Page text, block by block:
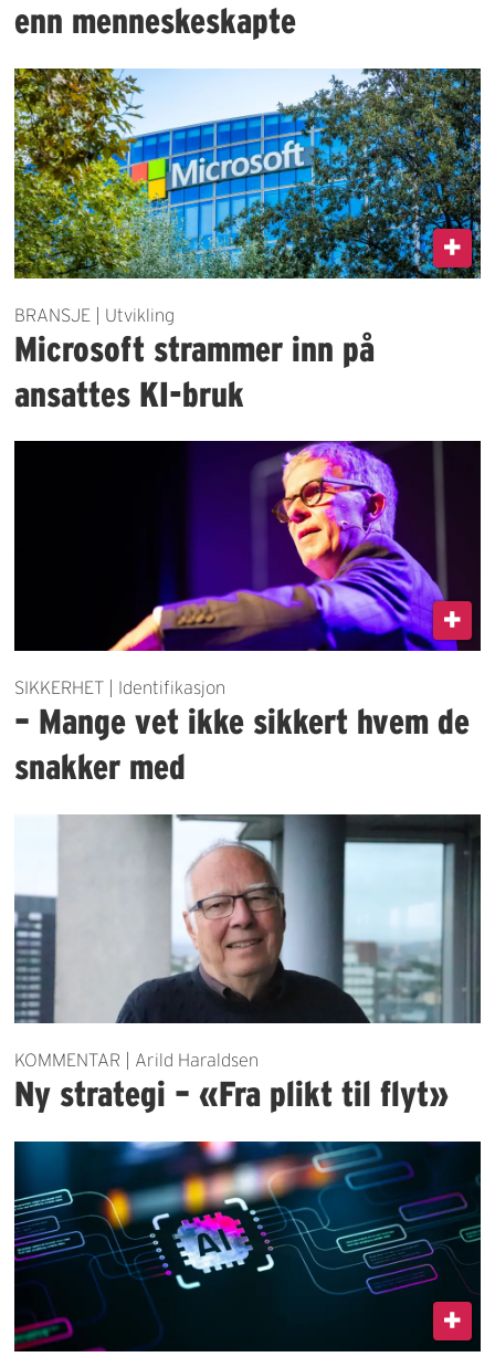
enn menneskeskapte
BRANSJE | Utvikling
Microsoft strammer inn på
ansattes KI-bruk
SIKKERHET | Identifikasjon
– Mange vet ikke sikkert hvem de
snakker med
KOMMENTAR | Arild Haraldsen
Ny strategi – «Fra plikt til flyt»